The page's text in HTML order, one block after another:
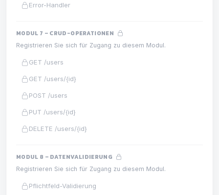
Error-Handler
MODUL 7 – CRUD-OPERATIONEN
Registrieren Sie sich für Zugang zu diesem Modul.
GET /users
GET /users/{id}
POST /users
PUT /users/{id}
DELETE /users/{id}
MODUL 8 – DATENVALIDIERUNG
Registrieren Sie sich für Zugang zu diesem Modul.
Pflichtfeld-Validierung